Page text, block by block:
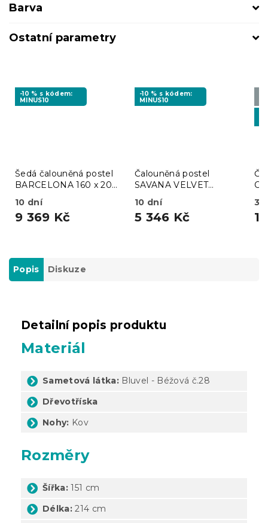
Barva
Ostatní parametry
-10 % s kódem:
MINUS10
Šedá čalouněná postel
BARCELONA 160 x 200
10 dní
9 369 Kč
-10 % s kódem:
MINUS10
Čalouněná postel
SAVANA VELVET
120x200 cm béžová
10 dní
5 346 Kč
3
Popis Diskuze
Detailní popis produktu
Materiál
Sametová látka: Bluvel - Béžová č.28
Dřevotříska
Nohy: Kov
Rozměry
Šířka: 151 cm
Délka: 214 cm